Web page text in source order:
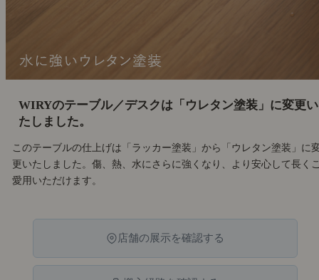
WIRYのテーブル／デスクは「ウレタン塗装」に変更い
たしました。
このテーブルの仕上げは「ラッカー塗装」から「ウレタン塗装」に
更いたしました。傷、熱、水にさらに強くなり、より安心して長く
愛用いただけます。
店舗の展示を確認する